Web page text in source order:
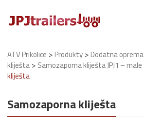
ATV Prikolice >Produkty >Dodatna oprema
kliješta > Samozaporna kliješta JPJ1 – male
kliješta
Samozaporna kliješta